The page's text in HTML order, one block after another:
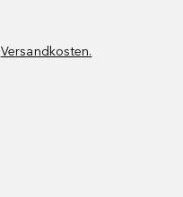
Versandkosten.